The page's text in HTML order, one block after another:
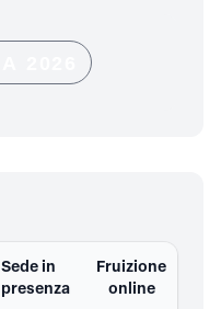
Sede in
presenza
Fruizione
online